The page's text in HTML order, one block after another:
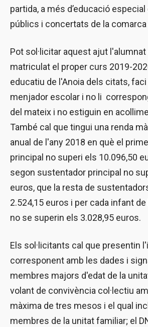
partida, a més d’educació
públics i concertats de la comarca
Pot sol·licitar aquest ajut
matriculat el proper curs 2019-
educatiu de l'Anoia dels citats,
menjador escolar i no li
del mateix i no estiguin en
També cal que tingui una renda
anual de l'any 2018 en què el
principal no superi els 10.096,50
segon sustentador principal no
euros, que la resta de
2.524,15 euros i per cada infant
no se superin els 3.028,95 euros.
Els sol·licitants cal que presentin
corresponent amb les dades i
membres majors d'edat de la
volant de convivència col·lectiu
màxima de tres mesos i el qual
membres de la unitat familiar; el